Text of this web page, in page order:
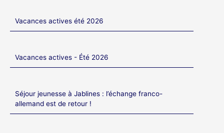
Vacances actives été 2026
Vacances actives - Été 2026
Séjour jeunesse à Jablines : l’échange franco-
allemand est de retour !